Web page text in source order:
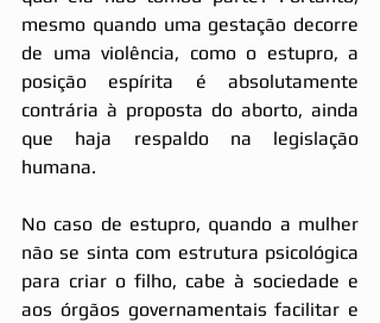
mesmo quando uma gestação decorre
de uma violência, como o estupro, a
posição espírita é absolutamente
contrária à proposta do aborto, ainda
que haja respaldo na legislação
humana.
No caso de estupro, quando a mulher
não se sinta com estrutura psicológica
para criar o filho, cabe à sociedade e
aos órgãos governamentais facilitar e